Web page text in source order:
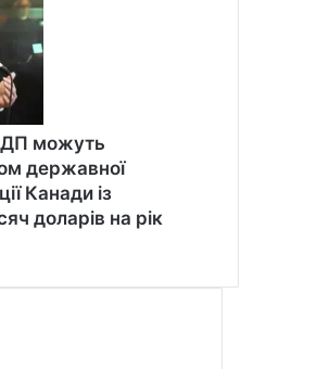
можуть
державної
Канади із
доларів на рік